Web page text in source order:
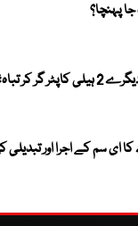
پہنچا؟
تباہ؛ متعدد ہلاکتیں
ای سم کے اجرا اور